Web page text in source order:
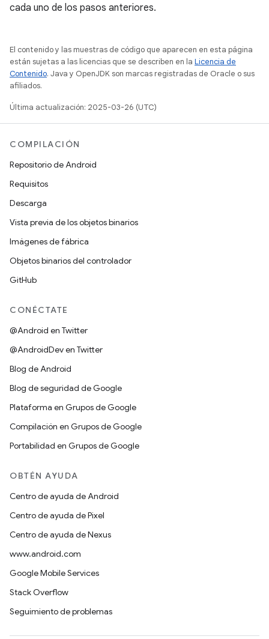
cada uno de los pasos anteriores.
El contenido y las muestras de código que aparecen en esta página
están sujetas a las licencias que se describen en la Licencia de
Contenido. Java y OpenJDK son marcas registradas de Oracle o sus
afiliados.
Última actualización: 2025-03-26 (UTC)
COMPILACIÓN
Repositorio de Android
Requisitos
Descarga
Vista previa de los objetos binarios
Imágenes de fábrica
Objetos binarios del controlador
GitHub
CONÉCTATE
@Android en Twitter
@AndroidDev en Twitter
Blog de Android
Blog de seguridad de Google
Plataforma en Grupos de Google
Compilación en Grupos de Google
Portabilidad en Grupos de Google
OBTÉN AYUDA
Centro de ayuda de Android
Centro de ayuda de Pixel
Centro de ayuda de Nexus
www.android.com
Google Mobile Services
Stack Overflow
Seguimiento de problemas